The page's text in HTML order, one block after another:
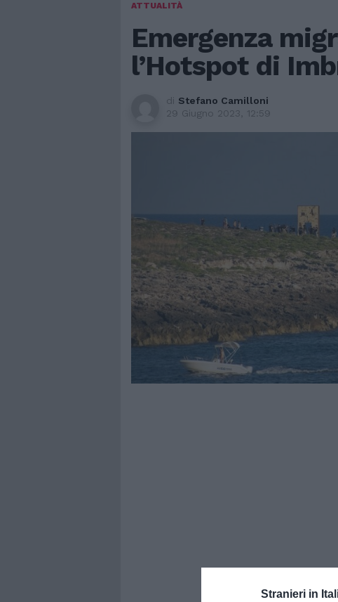
Stranieri in
ATTUALITÀ
Emergenza
l’Hotspot di
di Stefano Camilloni
29 Giugno 2023, 12:59